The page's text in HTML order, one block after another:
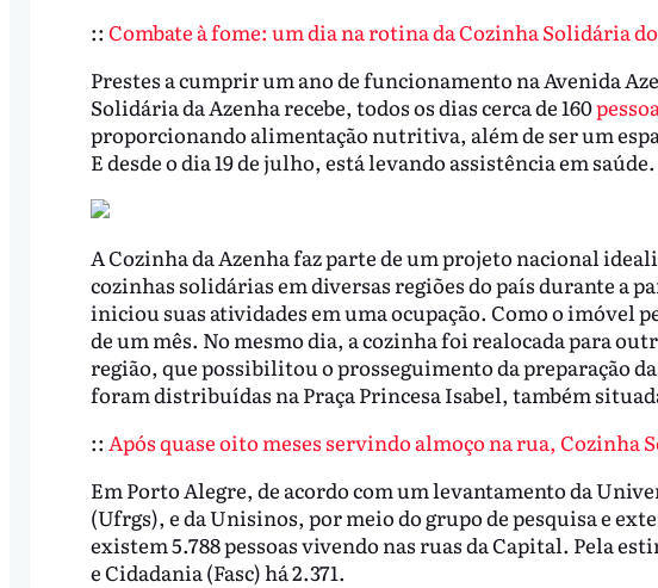
:: Combate à fome: um dia na rotina da Cozinha Solidária
Prestes a cumprir um ano de funcionamento na Avenida
Solidária da Azenha recebe, todos os dias cerca de 160
proporcionando alimentação nutritiva, além de ser um
E desde o dia 19 de julho, está levando assistência em saúde.
A Cozinha da Azenha faz parte de um projeto nacional
cozinhas solidárias em diversas regiões do país durante a
iniciou suas atividades em uma ocupação. Como o imóvel
de um mês. No mesmo dia, a cozinha foi realocada para
região, que possibilitou o prosseguimento da preparação
foram distribuídas na Praça Princesa Isabel, também
:: Após quase oito meses servindo almoço na rua, Cozinha
Em Porto Alegre, de acordo com um levantamento da
(Ufrgs), e da Unisinos, por meio do grupo de pesquisa e
existem 5.788 pessoas vivendo nas ruas da Capital. Pela
e Cidadania (Fasc) há 2.371.